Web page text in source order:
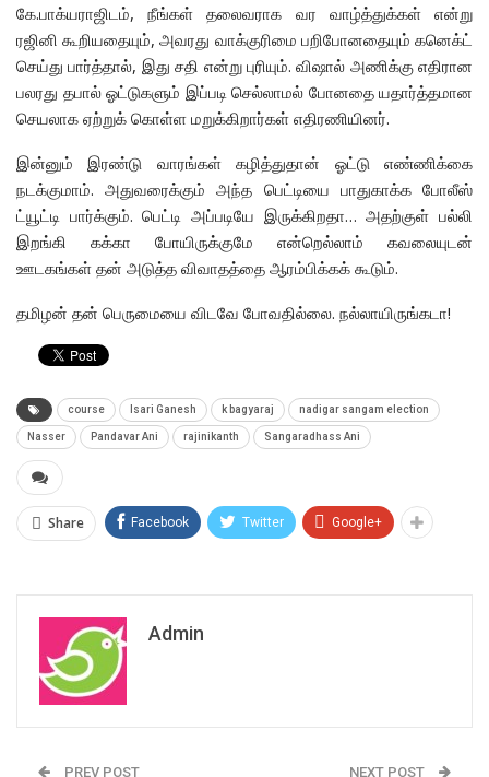
கே.பாக்யராஜிடம், நீங்கள் தலைவராக வர வாழ்த்துக்கள் என்று
ரஜினி கூறியதையும், அவரது வாக்குரிமை பறிபோனதையும் கனெக்ட்
செய்து பார்த்தால், இது சதி என்று புரியும். விஷால் அணிக்கு எதிரான
பலரது தபால் ஓட்டுகளும் இப்படி செல்லாமல் போனதை யதார்த்தமான
செயலாக ஏற்றுக் கொள்ள மறுக்கிறார்கள் எதிரணியினர்.
இன்னும் இரண்டு வாரங்கள் கழித்துதான் ஓட்டு எண்ணிக்கை
நடக்குமாம். அதுவரைக்கும் அந்த பெட்டியை பாதுகாக்க போலீஸ்
ட்யூட்டி பார்க்கும். பெட்டி அப்படியே இருக்கிறதா… அதற்குள் பல்லி
இறங்கி கக்கா போயிருக்குமே என்றெல்லாம் கவலையுடன்
ஊடகங்கள் தன் அடுத்த விவாதத்தை ஆரம்பிக்கக் கூடும்.
தமிழன் தன் பெருமையை விடவே போவதில்லை. நல்லாயிருங்கடா!
course Isari Ganesh k bagyaraj nadigar sangam election
Nasser Pandavar Ani rajinikanth Sangaradhass Ani
Share Facebook Twitter Google+
Admin
PREV POST NEXT POST